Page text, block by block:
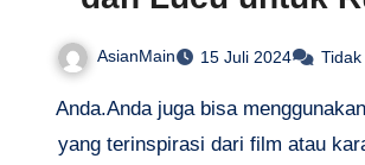
Anda
AsianMain 15 Juli 2024
Anda.Anda juga bisa
yang terinspirasi dari film atau